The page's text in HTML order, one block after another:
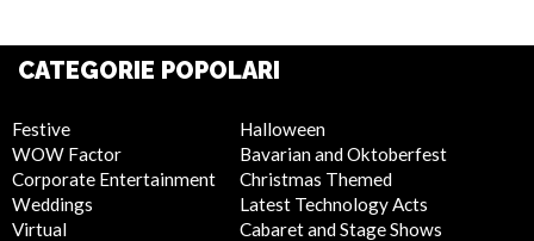
CATEGORIE POPOLARI
Festive
WOW Factor
Corporate Entertainment
Weddings
Virtual
Halloween
Bavarian and Oktoberfest
Christmas Themed
Latest Technology Acts
Cabaret and Stage Shows